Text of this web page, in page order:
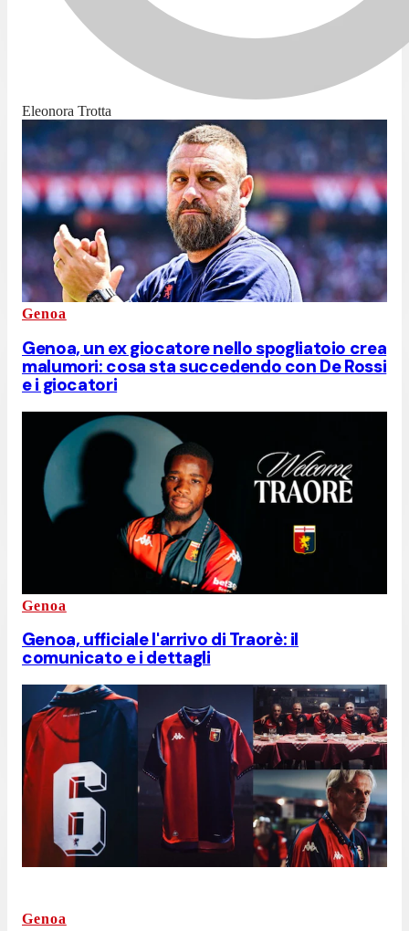
Eleonora Trotta
Genoa
Genoa, un ex giocatore nello spogliatoio crea
malumori: cosa sta succedendo con De Rossi
e i giocatori
Genoa
⁠Genoa, ufficiale l'arrivo di Traorè: il
comunicato e i dettagli
Genoa